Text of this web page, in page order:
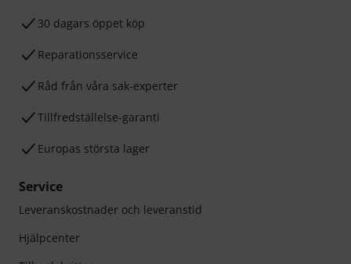
30 dagars öppet köp
Reparationsservice
Råd från våra sak-experter
Tillfredställelse-garanti
Europas största lager
Service
Leveranskostnader och leveranstid
Hjälpcenter